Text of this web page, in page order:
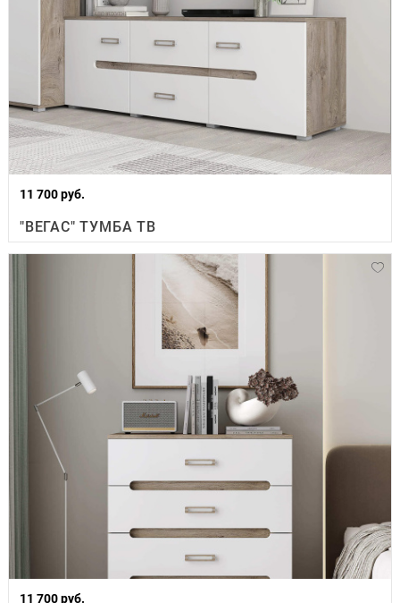
11 700 руб.
"ВЕГАС" ТУМБА ТВ
11 700 руб.